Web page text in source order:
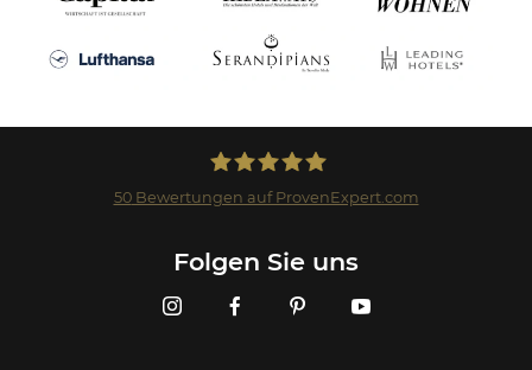
50Bewertungen auf ProvenExpert.com
Folgen Sie uns